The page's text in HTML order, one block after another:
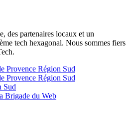
des partenaires locaux et un
tech hexagonal. Nous sommes fiers
Sud